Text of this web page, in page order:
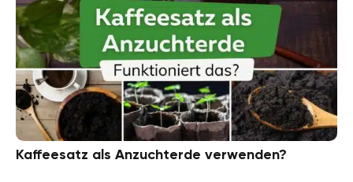
Kaffeesatz als Anzuchterde verwenden?